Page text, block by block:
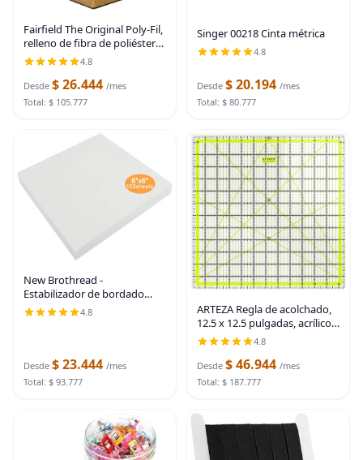
Fairfield The Original Poly-Fil,
relleno de fibra de poliéster
de alta calidad, relleno de
almohada suave, relleno para
animales de peluche,
4.8
Desde $ 26.444 /mes
Total: $ 105.777
Singer 00218 Cinta métrica
4.8
Desde $ 20.194 /mes
Total: $ 80.777
New Brothread -
Estabilizador de bordado
desprendible para máquina
de coser, 8"x8", 100 hojas
4.8
Desde $ 23.444 /mes
Total: $ 93.777
ARTEZA Regla de acolchado,
12.5 x 12.5 pulgadas, acrílico
cortado con láser, líneas de
cuadrícula de doble color, 0.1
pulgadas de grosor, imperial
4.8
Desde $ 46.944 /mes
Total: $ 187.777